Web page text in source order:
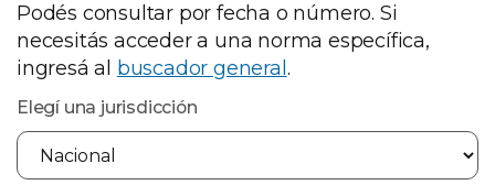
Podés consultar por fecha o número. Si
necesitás acceder a una norma específica,
ingresá al buscador general .
Elegí una jurisdicción